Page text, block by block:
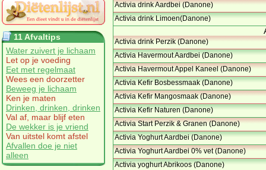
11 Afvaltips
Water zuivert je lichaam
Let op je voeding
Eet met regelmaat
Wees een doorzetter
Beweeg je lichaam
Ken je maten
Drinken, drinken, drinken
Val af, maar blijf eten
De wekker is je vriend
Van uitstel komt afstel
Afvallen doe je niet
alleen
Activia drink Aardbei (Danone)
Activia drink Limoen(Danone)
Activia drink Perzik (Danone)
Activia Havermout Aardbei (Danone)
Activia Havermout Appel Kaneel (Danone)
Activia Kefir Bosbessmaak (Danone)
Activia Kefir Mangosmaak (Danone)
Activia Kefir Naturen (Danone)
Activia Start Perzik & Granen (Danone)
Activia Yoghurt Aardbei (Danone)
Activia Yoghurt Aardbei 0% vet (Danone)
Activia yoghurt Abrikoos (Danone)